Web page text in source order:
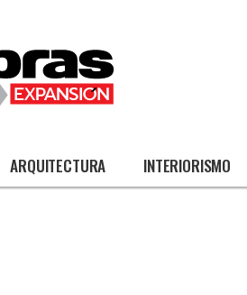
ARQUITECTURA INTERIORISMO